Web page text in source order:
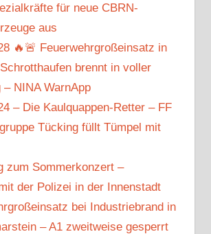
für neue CBRN-
aus
🔥🚨 Feuerwehrgroßeinsatz in
brennt in voller
– NINA WarnApp
– Die Kaulquappen-Retter – FF
Tücking füllt Tümpel mit
zum Sommerkonzert –
der Polizei in der Innenstadt
bei Industriebrand in
– A1 zweitweise gesperrt